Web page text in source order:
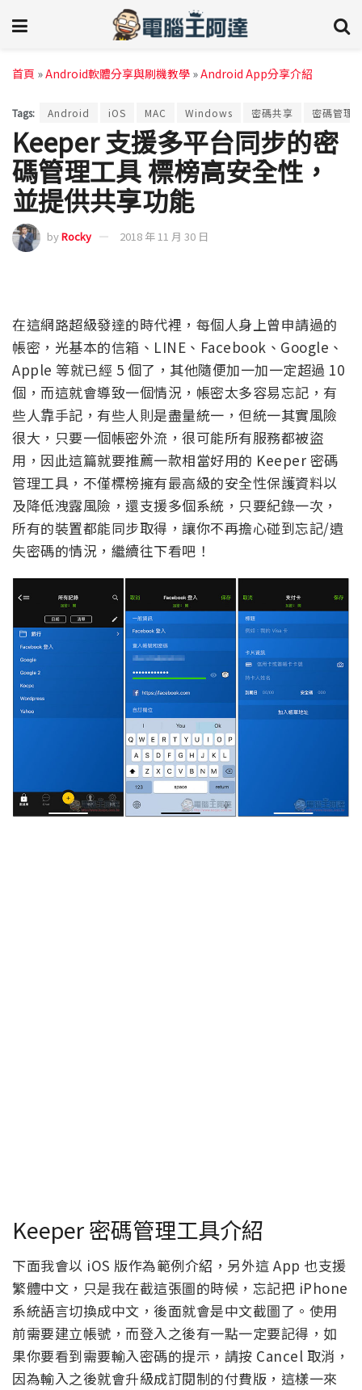
首頁 »Android軟體分享與刷機教學 »Android App分享介紹
Tags: Android iOS MAC Windows 密碼共享 密碼管理
Keeper 支援多平台同步的密
碼管理工具 標榜高安全性，
並提供共享功能
byRocky 2018 年 11 月 30 日
在這網路超級發達的時代裡，每個人身上曾申請過的
帳密，光基本的信箱、LINE、Facebook、Google、
Apple 等就已經 5 個了，其他隨便加一加一定超過 10
個，而這就會導致一個情況，帳密太多容易忘記，有
些人靠手記，有些人則是盡量統一，但統一其實風險
很大，只要一個帳密外流，很可能所有服務都被盜
用，因此這篇就要推薦一款相當好用的 Keeper 密碼
管理工具，不僅標榜擁有最高級的安全性保護資料以
及降低洩露風險，還支援多個系統，只要紀錄一次，
所有的裝置都能同步取得，讓你不再擔心碰到忘記/遺
失密碼的情況，繼續往下看吧！
Keeper 密碼管理工具介紹
下面我會以 iOS 版作為範例介紹，另外這 App 也支援
繁體中文，只是我在截這張圖的時候，忘記把 iPhone
系統語言切換成中文，後面就會是中文截圖了。使用
前需要建立帳號，而登入之後有一點一定要記得，如
果你要看到需要輸入密碼的提示，請按 Cancel 取消，
因為輸入之後就會升級成訂閱制的付費版，這樣一來